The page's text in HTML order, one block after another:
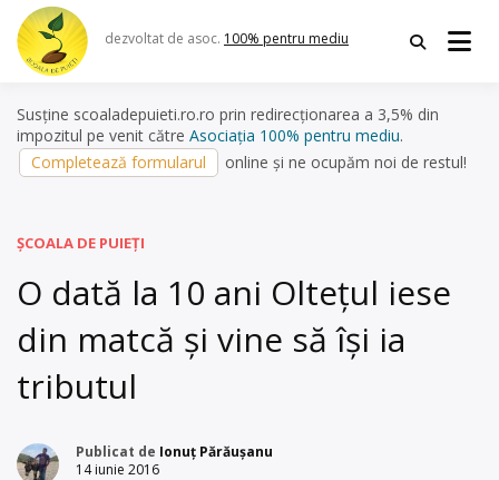
Skip
content
dezvoltat de asoc. 100% pentru mediu
Susține scoaladepuieti.ro.ro prin redirecționarea a 3,5% din
impozitul pe venit către Asociația 100% pentru mediu.
Completează formularul
online și ne ocupăm noi de restul!
ȘCOALA DE PUIEȚI
O dată la 10 ani Oltețul iese
din matcă și vine să își ia
tributul
Publicat de Ionuț Părăușanu
14 iunie 2016